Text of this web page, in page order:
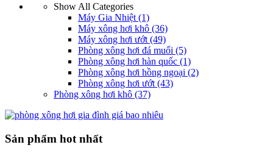
Show All Categories
Máy Gia Nhiệt (1)
Máy xông hơi khô (36)
Máy xông hơi ướt (49)
Phòng xông hơi đá muối (5)
Phòng xông hơi hàn quốc (1)
Phòng xông hơi hồng ngoại (2)
Phòng xông hơi ướt (43)
Phòng xông hơi khô (37)
Sản phẩm hot nhất